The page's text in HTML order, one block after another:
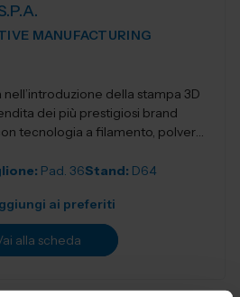
MANUFACTURING
della stampa 3D
dei più prestigiosi brand
tecnologia a filamento, polvere,
Pad. 36Stand: D64
ai preferiti
alla scheda